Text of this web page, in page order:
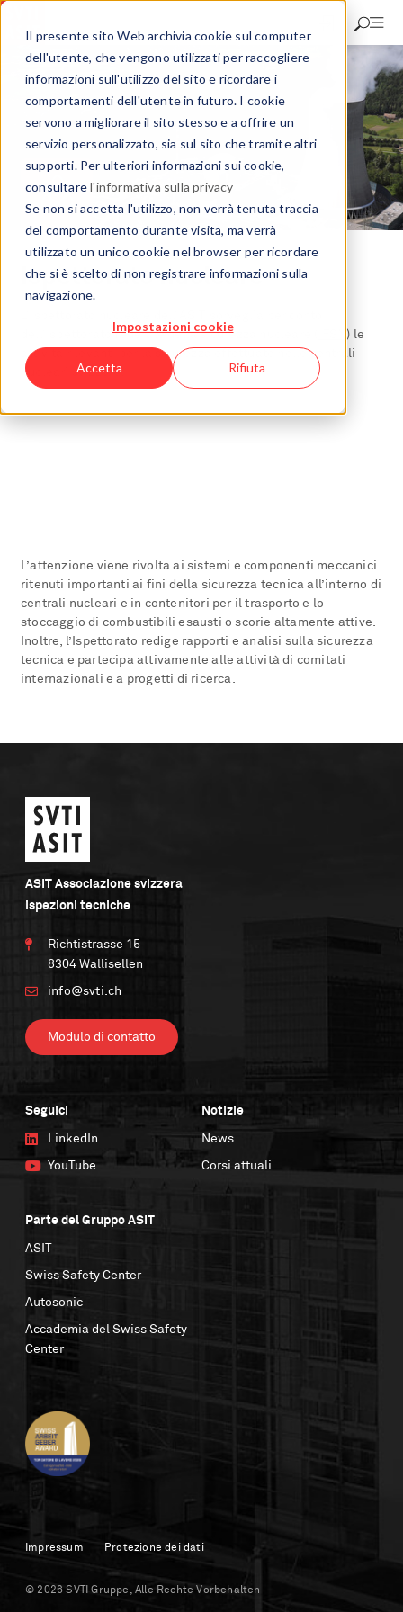
Il presente sito Web archivia cookie sul computer
dell'utente, che vengono utilizzati per raccogliere
informazioni sull'utilizzo del sito e ricordare i
comportamenti dell'utente in futuro. I cookie
servono a migliorare il sito stesso e a offrire un
servizio personalizzato, sia sul sito che tramite altri
supporti. Per ulteriori informazioni sui cookie,
consultarel'informativa sulla privacy
Se non si accetta l'utilizzo, non verrà tenuta traccia
del comportamento durante visita, ma verrà
utilizzato un unico cookie nel browser per ricordare
che si è scelto di non registrare informazioni sulla
navigazione.
Impostazioni cookie
Accetta Rifiuta
Salta
principale
Ispettorato nucleare
dell’Ispettorato federale della sicurezza nucleare (
) le
attività rilevanti per la sicurezza effettuate nelle centrali
nucleari svizzere.
L’attenzione viene rivolta ai sistemi e componenti meccanici
ritenuti importanti ai fini della sicurezza tecnica all’interno di
centrali nucleari e in contenitori per il trasporto e lo
stoccaggio di combustibili esausti o scorie altamente attive.
Inoltre, l’Ispettorato redige rapporti e analisi sulla sicurezza
tecnica e partecipa attivamente alle attività di comitati
internazionali e a progetti di ricerca.
ASIT Associazione svizzera
ispezioni tecniche
Richtistrasse 15
8304 Wallisellen
info@svti.ch
Modulo di contatto
Seguici
LinkedIn
YouTube
Parte del Gruppo ASIT
ASIT
Swiss Safety Center
Autosonic
Accademia del Swiss Safety
Center
Notizie
News
Corsi attuali
Impressum Protezione dei dati
© 2026 SVTI Gruppe, Alle Rechte Vorbehalten